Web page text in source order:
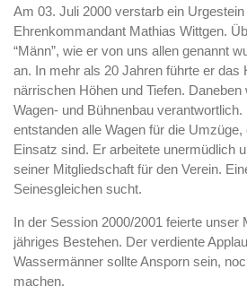
Am 03. Juli 2000 verstarb ein
Ehrenkommandant Mathias Wittgen.
“Männ”, wie er von uns allen genannt
an. In mehr als 20 Jahren führte er das
närrischen Höhen und Tiefen.
Wagen- und Bühnenbau
entstanden alle Wagen für die
Einsatz sind. Er arbeitete unermüdlich
seiner Mitgliedschaft für den Verein.
Seinesgleichen sucht.
In der Session 2000/2001 feierte unser
jähriges Bestehen. Der verdiente
Wassermänner sollte Ansporn sein,
machen.